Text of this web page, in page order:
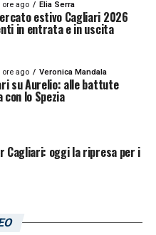
ad Asseminello
Puttolu i marcatori
fissato
in casa della
3-2 il
alle reti di Fini e la
TOP NEWS
ore ago Elia Serra
estivo Cagliari 2026
in entrata e in uscita
ore ago Veronica Mandala
su Aurelio: alle battute
lo Spezia
Cagliari: oggi la ripresa per i